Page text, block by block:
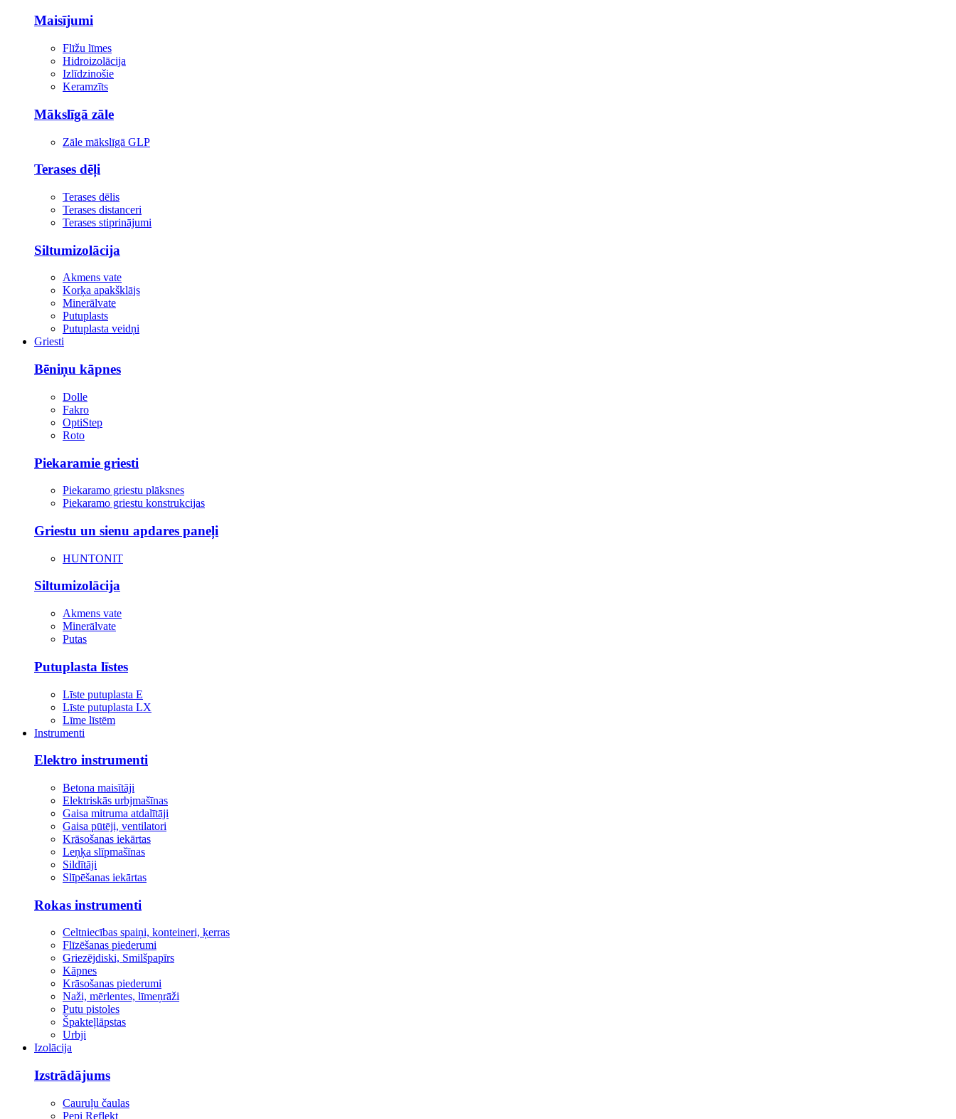
Maisījumi
Flīžu līmes
Hidroizolācija
Izlīdzinošie
Keramzīts
Mākslīgā zāle
Zāle mākslīgā GLP
Terases dēļi
Terases dēlis
Terases distanceri
Terases stiprinājumi
Siltumizolācija
Akmens vate
Korķa apakšklājs
Minerālvate
Putuplasts
Putuplasta veidņi
Griesti
Bēniņu kāpnes
Dolle
Fakro
OptiStep
Roto
Piekaramie griesti
Piekaramo griestu plāksnes
Piekaramo griestu konstrukcijas
Griestu un sienu apdares paneļi
HUNTONIT
Siltumizolācija
Akmens vate
Minerālvate
Putas
Putuplasta līstes
Līste putuplasta E
Līste putuplasta LX
Līme līstēm
Instrumenti
Elektro instrumenti
Betona maisītāji
Elektriskās urbjmašīnas
Gaisa mitruma atdalītāji
Gaisa pūtēji, ventilatori
Krāsošanas iekārtas
Leņķa slīpmašīnas
Sildītāji
Slīpēšanas iekārtas
Rokas instrumenti
Celtniecības spaiņi, konteineri, ķerras
Flīzēšanas piederumi
Griezējdiski, Smilšpapīrs
Kāpnes
Krāsošanas piederumi
Naži, mērlentes, līmeņrāži
Putu pistoles
Špakteļlāpstas
Urbji
Izolācija
Izstrādājums
Cauruļu čaulas
Pepi Reflekt